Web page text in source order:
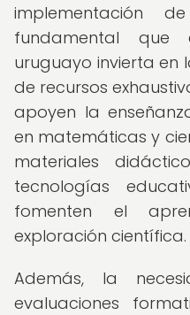
implementación
fundamental que
uruguayo invierta en
de recursos
apoyen la
en matemáticas y
materiales
tecnologías
fomenten el
exploración científica.
Además, la
evaluaciones